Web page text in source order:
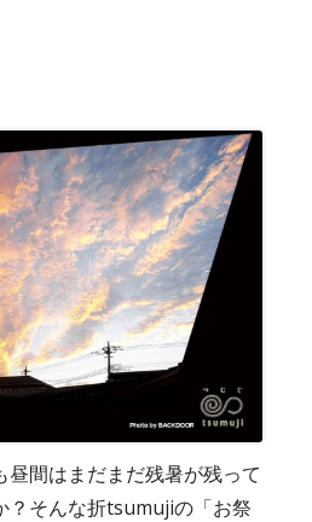
間はまだまだ残暑が残って
？そんな折tsumujiの「お祭